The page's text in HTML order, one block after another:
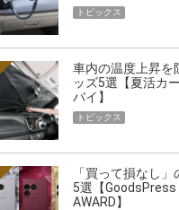
トピックス
車内の温度上昇を
ッズ5選【夏活カ
バイ】
トピックス
「買って損なし
5選【
AWARD】